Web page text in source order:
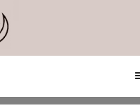
Inhalt
springen